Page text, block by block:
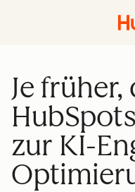
Je
zur KI-